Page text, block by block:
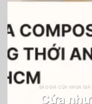
BÁO GIÁ CỬA NHỰA GIẢ
Cửa